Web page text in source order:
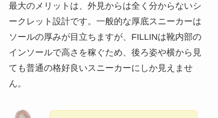
最大のメリットは、外見からは全く分からないシ
ークレット設計です。一般的な厚底スニーカーは
ソールの厚みが目立ちますが、FILLINは靴内部の
インソールで高さを稼ぐため、後ろ姿や横から見
ても普通の格好良いスニーカーにしか見えませ
ん。